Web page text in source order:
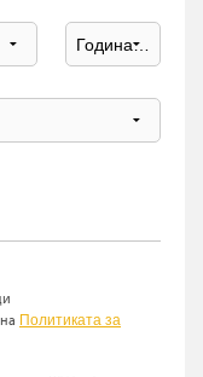
Политиката за